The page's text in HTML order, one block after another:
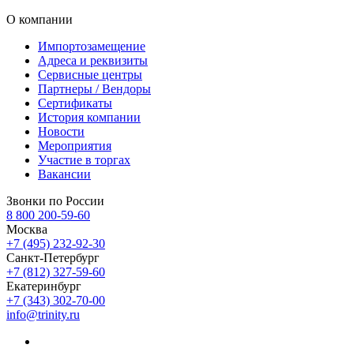
О компании
Импортозамещение
Адреса и реквизиты
Сервисные центры
Партнеры / Вендоры
Сертификаты
История компании
Новости
Мероприятия
Участие в торгах
Вакансии
Звонки по России
8 800 200-59-60
Москва
+7 (495) 232-92-30
Санкт-Петербург
+7 (812) 327-59-60
Екатеринбург
+7 (343) 302-70-00
info@trinity.ru